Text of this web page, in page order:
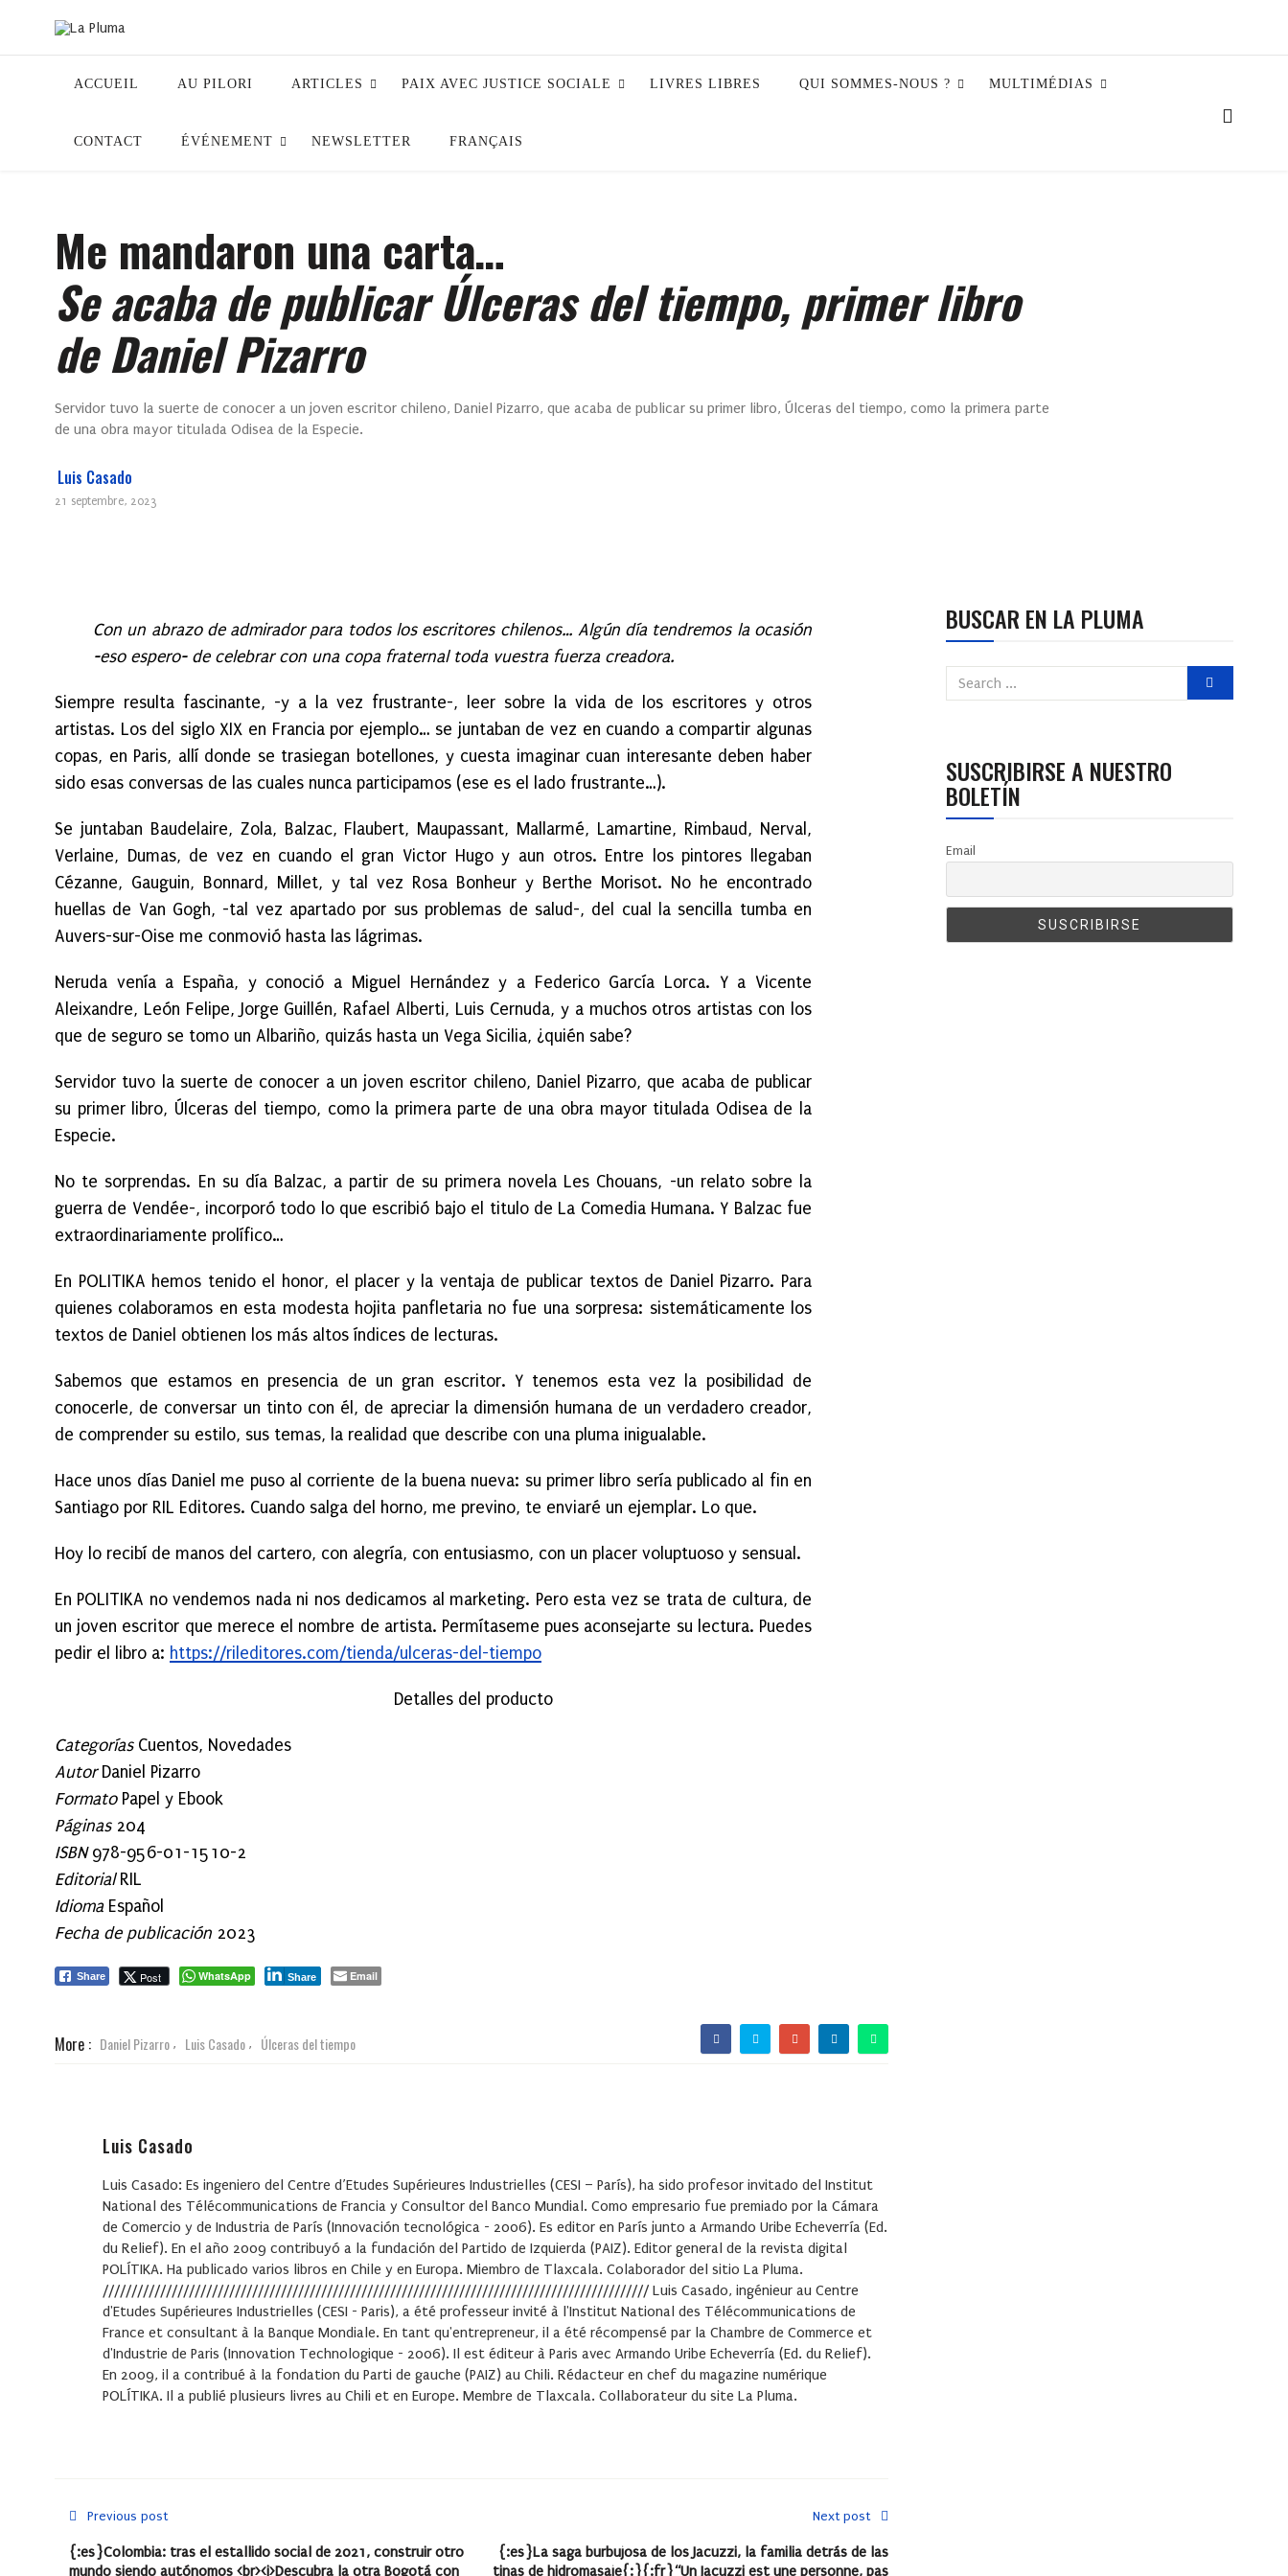
ACCUEIL AU PILORI ARTICLES PAIX AVEC JUSTICE SOCIALE LIVRES LIBRES QUI SOMMES-NOUS ? MULTIMÉDIAS
CONTACT ÉVÉNEMENT NEWSLETTER FRANÇAIS
Me mandaron una carta…
Se acaba de publicar Úlceras del tiempo, primer libro
de Daniel Pizarro
Servidor tuvo la suerte de conocer a un joven escritor chileno, Daniel Pizarro, que acaba de publicar su primer libro, Úlceras del tiempo, como la primera parte
de una obra mayor titulada Odisea de la Especie.
Luis Casado
21 septembre, 2023
Con un abrazo de admirador para todos los escritores chilenos… Algún día tendremos la ocasión
-eso espero- de celebrar con una copa fraternal toda vuestra fuerza creadora.
Siempre resulta fascinante, -y a la vez frustrante-, leer sobre la vida de los escritores y otros
artistas. Los del siglo XIX en Francia por ejemplo… se juntaban de vez en cuando a compartir algunas
copas, en Paris, allí donde se trasiegan botellones, y cuesta imaginar cuan interesante deben haber
sido esas conversas de las cuales nunca participamos (ese es el lado frustrante…).
Se juntaban Baudelaire, Zola, Balzac, Flaubert, Maupassant, Mallarmé, Lamartine, Rimbaud, Nerval,
Verlaine, Dumas, de vez en cuando el gran Victor Hugo y aun otros. Entre los pintores llegaban
Cézanne, Gauguin, Bonnard, Millet, y tal vez Rosa Bonheur y Berthe Morisot. No he encontrado
huellas de Van Gogh, -tal vez apartado por sus problemas de salud-, del cual la sencilla tumba en
Auvers-sur-Oise me conmovió hasta las lágrimas.
Neruda venía a España, y conoció a Miguel Hernández y a Federico García Lorca. Y a Vicente
Aleixandre, León Felipe, Jorge Guillén, Rafael Alberti, Luis Cernuda, y a muchos otros artistas con los
que de seguro se tomo un Albariño, quizás hasta un Vega Sicilia, ¿quién sabe?
Servidor tuvo la suerte de conocer a un joven escritor chileno, Daniel Pizarro, que acaba de publicar
su primer libro, Úlceras del tiempo, como la primera parte de una obra mayor titulada Odisea de la
Especie.
No te sorprendas. En su día Balzac, a partir de su primera novela Les Chouans, -un relato sobre la
guerra de Vendée-, incorporó todo lo que escribió bajo el titulo de La Comedia Humana. Y Balzac fue
extraordinariamente prolífico…
En POLITIKA hemos tenido el honor, el placer y la ventaja de publicar textos de Daniel Pizarro. Para
quienes colaboramos en esta modesta hojita panfletaria no fue una sorpresa: sistemáticamente los
textos de Daniel obtienen los más altos índices de lecturas.
Sabemos que estamos en presencia de un gran escritor. Y tenemos esta vez la posibilidad de
conocerle, de conversar un tinto con él, de apreciar la dimensión humana de un verdadero creador,
de comprender su estilo, sus temas, la realidad que describe con una pluma inigualable.
Hace unos días Daniel me puso al corriente de la buena nueva: su primer libro sería publicado al fin en
Santiago por RIL Editores. Cuando salga del horno, me previno, te enviaré un ejemplar. Lo que.
Hoy lo recibí de manos del cartero, con alegría, con entusiasmo, con un placer voluptuoso y sensual.
En POLITIKA no vendemos nada ni nos dedicamos al marketing. Pero esta vez se trata de cultura, de
un joven escritor que merece el nombre de artista. Permítaseme pues aconsejarte su lectura. Puedes
pedir el libro a: https://rileditores.com/tienda/ulceras-del-tiempo
Detalles del producto
CategoríasCuentos, Novedades
AutorDaniel Pizarro
FormatoPapel y Ebook
Páginas204
ISBN978-956-01-1510-2
EditorialRIL
IdiomaEspañol
Fecha de publicación 2023
Share Post WhatsApp Share Email
More : Daniel Pizarro , Luis Casado , Úlceras del tiempo
Luis Casado
Luis Casado: Es ingeniero del Centre d’Etudes Supérieures Industrielles (CESI – París), ha sido profesor invitado del Institut
National des Télécommunications de Francia y Consultor del Banco Mundial. Como empresario fue premiado por la Cámara
de Comercio y de Industria de París (Innovación tecnológica - 2006). Es editor en París junto a Armando Uribe Echeverría (Ed.
du Relief). En el año 2009 contribuyó a la fundación del Partido de Izquierda (PAIZ). Editor general de la revista digital
POLÍTIKA. Ha publicado varios libros en Chile y en Europa. Miembro de Tlaxcala. Colaborador del sitio La Pluma.
/////////////////////////////////////////////////////////////////////////////////////////////// Luis Casado, ingénieur au Centre
d'Etudes Supérieures Industrielles (CESI - Paris), a été professeur invité à l'Institut National des Télécommunications de
France et consultant à la Banque Mondiale. En tant qu'entrepreneur, il a été récompensé par la Chambre de Commerce et
d'Industrie de Paris (Innovation Technologique - 2006). Il est éditeur à Paris avec Armando Uribe Echeverría (Ed. du Relief).
En 2009, il a contribué à la fondation du Parti de gauche (PAIZ) au Chili. Rédacteur en chef du magazine numérique
POLÍTIKA. Il a publié plusieurs livres au Chili et en Europe. Membre de Tlaxcala. Collaborateur du site La Pluma.
Previous post
{:es}Colombia: tras el estallido social de 2021, construir otro
mundo siendo autónomos <br><i>Descubra la otra Bogotá con
Next post
{:es}La saga burbujosa de los Jacuzzi, la familia detrás de las
tinas de hidromasaje{:}{:fr}“Un Jacuzzi est une personne, pas
BUSCAR EN LA PLUMA
SUSCRIBIRSE A NUESTRO
BOLETÍN
Email